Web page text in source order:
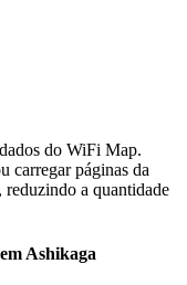
do WiFi Map.
carregar páginas da
reduzindo a quantidade
Ashikaga